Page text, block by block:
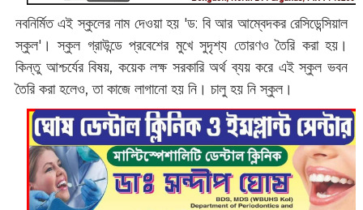
নবনির্মিত এই স্কুলের নাম দেওয়া হয় ‌'ড: ‌বি আর আম্বেদকর রেসিডেন্সিয়াল
স্কুল'। স্কুল গ্রাউন্ডে প্রবেশের মুখে সুদৃশ্য তোরণও তৈরি করা হয়।
কিন্তু আশ্চর্যের বিষয়, কয়েক লক্ষ সরকারি অর্থ ব্যয় করে এই স্কুল ভবন
তৈরি করা হলেও, তা কাজে লাগানো হয় নি। চালু হয় নি স্কুল।